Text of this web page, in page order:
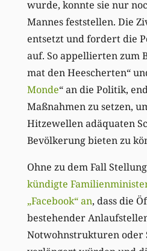
wurde, konnte sie nur
Mannes feststellen. Die
entsetzt und fordert die
auf. So appellierten zum
mat den Heescherten“
Monde“ an die Politik,
Maßnahmen zu setzen,
Hitzewellen adäquaten
Bevölkerung bieten zu
Ohne zu dem Fall
kündigte
„Facebook“ an, dass die
bestehender
Notwohnstrukturen oder